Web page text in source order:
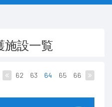
施設一覧
62 63 64 65 66